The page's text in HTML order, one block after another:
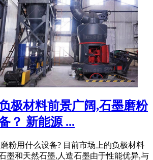
极材料前景广阔,石墨磨粉
？ 新能源 ...
粉用什么设备? 目前市场上的负极材料
墨和天然石墨,人造石墨由于性能优异,与